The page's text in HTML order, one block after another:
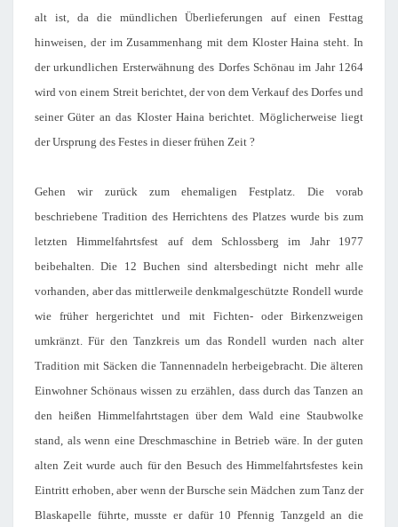
alt ist, da die mündlichen Überlieferungen auf einen Festtag
hinweisen, der im Zusammenhang mit dem Kloster Haina steht. In
der urkundlichen Ersterwähnung des Dorfes Schönau im Jahr 1264
wird von einem Streit berichtet, der von dem Verkauf des Dorfes und
seiner Güter an das Kloster Haina berichtet. Möglicherweise liegt
der Ursprung des Festes in dieser frühen Zeit ?
Gehen wir zurück zum ehemaligen Festplatz. Die vorab
beschriebene Tradition des Herrichtens des Platzes wurde bis zum
letzten Himmelfahrtsfest auf dem Schlossberg im Jahr 1977
beibehalten. Die 12 Buchen sind altersbedingt nicht mehr alle
vorhanden, aber das mittlerweile denkmalgeschützte Rondell wurde
wie früher hergerichtet und mit Fichten- oder Birkenzweigen
umkränzt. Für den Tanzkreis um das Rondell wurden nach alter
Tradition mit Säcken die Tannennadeln herbeigebracht. Die älteren
Einwohner Schönaus wissen zu erzählen, dass durch das Tanzen an
den heißen Himmelfahrtstagen über dem Wald eine Staubwolke
stand, als wenn eine Dreschmaschine in Betrieb wäre. In der guten
alten Zeit wurde auch für den Besuch des Himmelfahrtsfestes kein
Eintritt erhoben, aber wenn der Bursche sein Mädchen zum Tanz der
Blaskapelle führte, musste er dafür 10 Pfennig Tanzgeld an die